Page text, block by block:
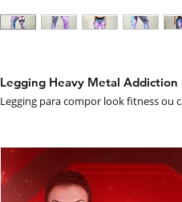
Legging Heavy Metal Addiction
Legging para compor look fitness ou
Garantia:
Contra Defeito de Fabricação
Composição:Tecido Cirre 85%
Cor:
Rosa e azul preto estampado